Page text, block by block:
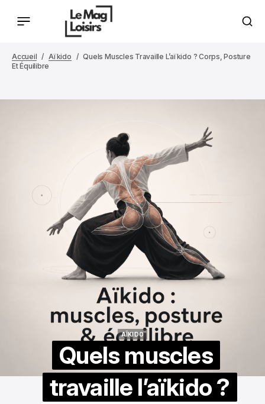
Accueil Aïkido
Quels Muscles Travaille L’aïkido ? Corps, Posture
Et Équilibre
AÏKIDO
Quels muscles
travaille l’aïkido ?